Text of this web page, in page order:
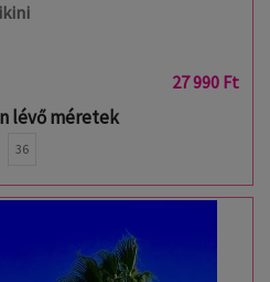
27 990 Ft
lévő méretek
36